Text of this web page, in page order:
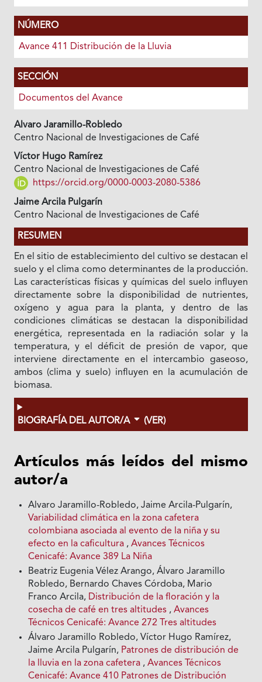
NÚMERO
Avance 411 Distribución de la Lluvia
SECCIÓN
Documentos del Avance
Alvaro Jaramillo-Robledo
Centro Nacional de Investigaciones de Café
Víctor Hugo Ramírez
Centro Nacional de Investigaciones de Café
https://orcid.org/0000-0003-2080-5386
Jaime Arcila Pulgarín
Centro Nacional de Investigaciones de Café
RESUMEN
En el sitio de establecimiento del cultivo se destacan el
suelo y el clima como determinantes de la producción.
Las características físicas y químicas del suelo influyen
directamente sobre la disponibilidad de nutrientes,
oxígeno y agua para la planta, y dentro de las
condiciones climáticas se destacan la disponibilidad
energética, representada en la radiación solar y la
temperatura, y el déficit de presión de vapor, que
interviene directamente en el intercambio gaseoso,
ambos (clima y suelo) influyen en la acumulación de
biomasa.
BIOGRAFÍA DEL AUTOR/A (VER)
Artículos más leídos del mismo
autor/a
Alvaro Jaramillo-Robledo, Jaime Arcila-Pulgarín,
Variabilidad climática en la zona cafetera
colombiana asociada al evento de la niña y su
efecto en la caficultura ,Avances Técnicos
Cenicafé: Avance 389 La Niña
Beatriz Eugenia Vélez Arango, Álvaro Jaramillo
Robledo, Bernardo Chaves Córdoba, Mario
Franco Arcila, Distribución de la floración y la
cosecha de café en tres altitudes ,Avances
Técnicos Cenicafé: Avance 272 Tres altitudes
Álvaro Jaramillo Robledo, Víctor Hugo Ramírez,
Jaime Arcila Pulgarín, Patrones de distribución de
la lluvia en la zona cafetera ,Avances Técnicos
Cenicafé: Avance 410 Patrones de Distribución